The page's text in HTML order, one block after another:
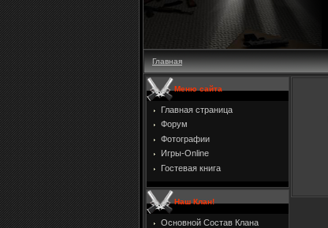
Главная
Меню сайта
Главная страница
Форум
Фотографии
Игры-Online
Гостевая книга
Наш Клан!
Основной Состав Клана